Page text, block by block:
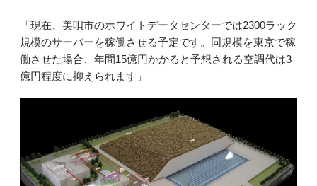
「現在、美唄市のホワイトデータセンターでは2300ラック
規模のサーバーを稼働させる予定です。同規模を東京で稼
働させた場合、年間15億円かかると予想される空調代は3
億円程度に抑えられます」